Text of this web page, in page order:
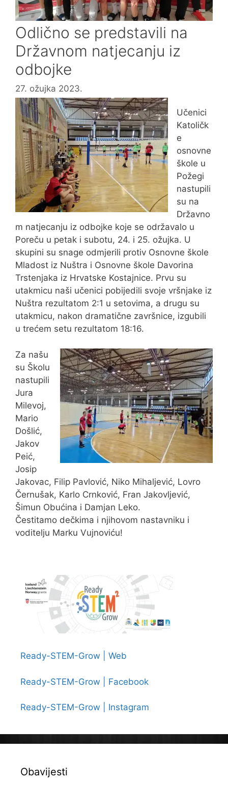
Odlično se predstavili na
Državnom natjecanju iz
odbojke
27. ožujka 2023.
Učenici
Katoličk
e
osnovne
škole u
Požegi
nastupili
su na
Državno
m natjecanju iz odbojke koje se održavalo u
Poreču u petak i subotu, 24. i 25. ožujka. U
skupini su snage odmjerili protiv Osnovne škole
Mladost iz Nuštra i Osnovne škole Davorina
Trstenjaka iz Hrvatske Kostajnice. Prvu su
utakmicu naši učenici pobijedili svoje vršnjake iz
Nuštra rezultatom 2:1 u setovima, a drugu su
utakmicu, nakon dramatične završnice, izgubili
u trećem setu rezultatom 18:16.
Za našu
su Školu
nastupili
Jura
Milevoj,
Mario
Došlić,
Jakov
Peić,
Josip
Jakovac, Filip Pavlović, Niko Mihaljević, Lovro
Černušak, Karlo Crnković, Fran Jakovljević,
Šimun Obućina i Damjan Leko.
Čestitamo dečkima i njihovom nastavniku i
voditelju Marku Vujnoviću!
Ready-STEM-Grow | Web
Ready-STEM-Grow | Facebook
Ready-STEM-Grow | Instagram
Obavijesti